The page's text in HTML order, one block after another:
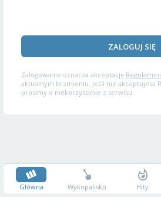
ZALOGUJ SIĘ
Zalogowanie oznacza akceptację
aktualnym brzmieniu. Jeśli nie akceptujesz
prosimy o niekorzystanie z serwisu.
Główna Wykopalisko Hity